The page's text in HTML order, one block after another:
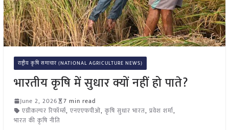
राष्ट्रीय कृषि समाचार (NATIONAL AGRICULTURE NEWS)
भारतीय कृषि में सुधार क्यों नहीं हो पाते?
June 2, 2026
7 min read
एग्रीकल्चर रिफॉर्म्स, एनएएफपीओ, कृषि सुधार भारत, प्रवेश शर्मा,
भारत की कृषि नीति